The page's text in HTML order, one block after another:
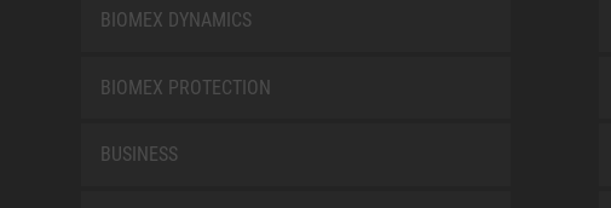
BIOMEX DYNAMICS
BIOMEX PROTECTION
BUSINESS